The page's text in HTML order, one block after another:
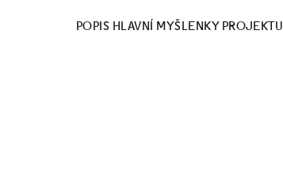
POPIS HLAVNÍ MYŠLENKY PROJEKTU